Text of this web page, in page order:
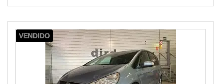
VENDIDO